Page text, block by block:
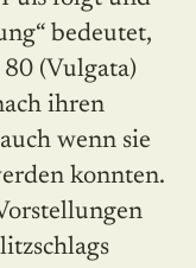
bedeutet,
(Vulgata)
ihren
wenn sie
konnten.